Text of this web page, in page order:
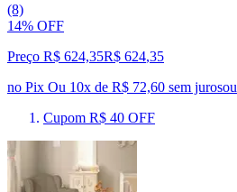
(8)
14% OFF
Preço R$ 624,35R$ 624,35
no Pix Ou 10x de R$ 72,60 sem jurosou
Cupom R$ 40 OFF